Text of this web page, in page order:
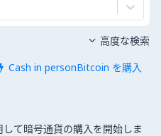
Cash in personBitcoin を購入
 高度な検索
て暗号通貨の購入を開始しま